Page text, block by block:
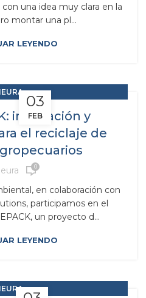
una idea muy clara en la
montar una pl...
LEYENDO
03
FEB
,
DEL PRODUCTOR
innovación y
el reciclaje de
0
en colaboración con
participamos en el
un proyecto d...
LEYENDO
,